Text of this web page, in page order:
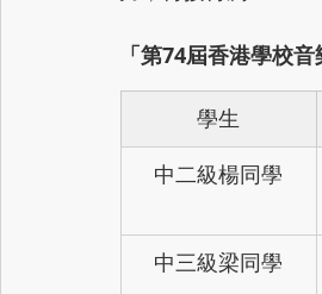
「第74屆香港學校
學生
中二級楊同學
中三級梁同學